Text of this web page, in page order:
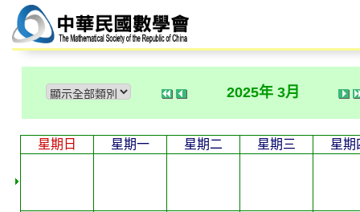
2025年 3月
星期日 星期一 星期二 星期三 星期